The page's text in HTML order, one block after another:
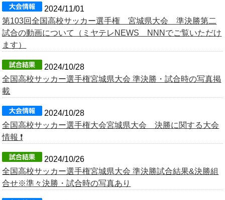
2024/11/01
第103回全国高校サッカー選手権 宮城県大会 準決勝第二
試合の動画について（ミヤテレNEWS NNNでご覧いただけ
ます）
2024/10/28
全国高校サッカー選手権宮城県大会 準決勝・試合時の写真掲
載
2024/10/28
全国高校サッカー選手権大会宮城県大会 決勝に関する大会
情報 ❗️
2024/10/26
全国高校サッカー選手権宮城県大会 準決勝試合結果&決勝組
合せ※準々決勝・試合時の写真あり